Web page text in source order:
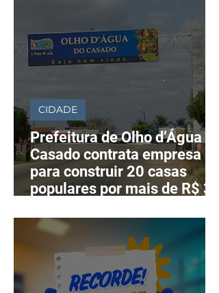
Prefeitura de Olho d’Água do
Casado contrata empresa
para construir 20 casas
populares por mais de R$ 3
CIDADE